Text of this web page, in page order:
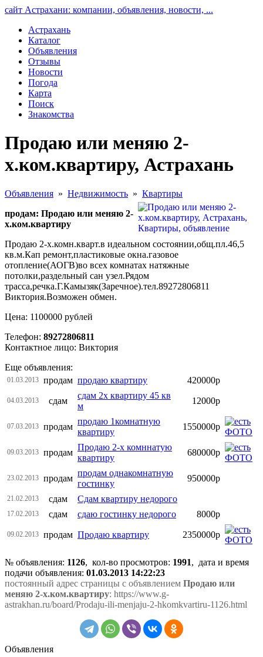
сайт Астрахани: компании, объявления, новости, ...
Астрахань
Каталог
Объявления
Отзывы
Новости
Погода
Карта
Поиск
Знакомства
Продаю или меняю 2-
х.ком.квартиру, Астрахань
Объявления » Недвижимость » Квартиры
продам: Продаю или меняю 2-
х.ком.квартиру
Продаю 2-х.комн.кварт.в идеальном состоянии,общ.пл.46,5
кв.м.Кап ремонт,пластиковые окна.газовое
отопление(АОГВ)во всех комнатах натяжные
потолки,раздельный сан узел.Рядом
трасса,речка.Г.Камызяк(Заречное).тел.89272806811
Виктория.Возможен обмен.
Цена: 1100000 рублей
Телефон: 89272806811
Контактное лицо: Виктория
Еще объявления:
01.03.2013 продам продаю квартиру 420000р
04.03.2013 сдам
сдам 2х квартиру 45 кв
м
12000р
07.03.2013 продам
продаю 1комнатную
квартиру
1550000р
09.03.2013 продам
Продаю 2-х комннатую
квартиру
680000р
23.02.2013 продам
продам однакомнатную
гостинку
950000р
21.02.2013 сдам Сдам квартиру недорого
17.02.2013 сдам сдаю гостинку недорого 8000р
09.02.2013 продам Продаю квартиру 2350000р
№ объявления: 1126, кол-во просмотров: 1991, дата и время
подачи объявления: 01.03.2013 14:22:23
постоянный адрес страницы с объявлением Продаю или
меняю 2-х.ком.квартиру: https://www.g-
astrakhan.ru/board/Prodaju-ili-menjaju-2-hkomkvartiru-1126.html
Объявления